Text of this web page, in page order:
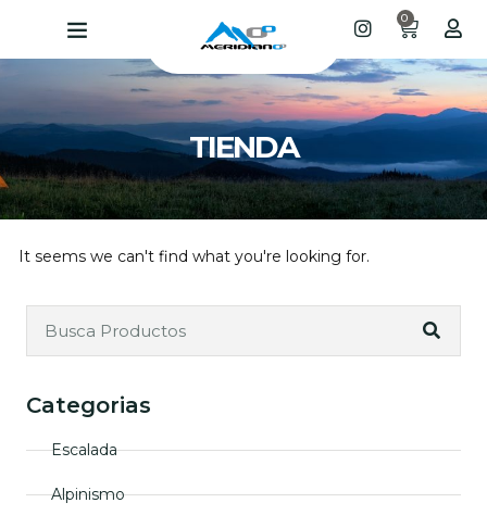
0
TIENDA
Categorias
Escalada
Alpinismo
It seems we can't find what you're looking for.